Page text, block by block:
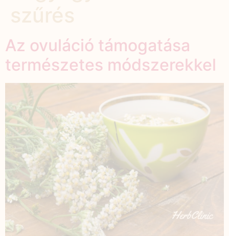
Az ovuláció támogatása
természetes módszerekkel